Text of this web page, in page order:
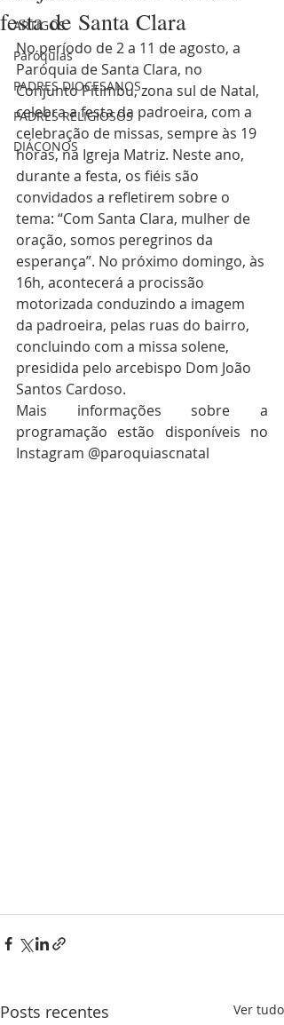
ARTIGOS
Paróquias
PADRES DIOCESANOS
PADRES RELIGIOSOS
DIÁCONOS
festa de Santa Clara
No período de 2 a 11 de agosto, a
Paróquia de Santa Clara, no
Conjunto Pitimbu, zona sul de Natal,
celebra a festa da padroeira, com a
celebração de missas, sempre às 19
horas, na Igreja Matriz. Neste ano,
durante a festa, os fiéis são
convidados a refletirem sobre o
tema: “Com Santa Clara, mulher de
oração, somos peregrinos da
esperança”. No próximo domingo, às
16h, acontecerá a procissão
motorizada conduzindo a imagem
da padroeira, pelas ruas do bairro,
concluindo com a missa solene,
presidida pelo arcebispo Dom João
Santos Cardoso.
Mais informações sobre a
programação estão disponíveis no
Instagram @paroquiascnatal
Posts recentes Ver tudo